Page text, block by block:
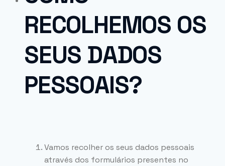
RECOLHEMOS OS
SEUS DADOS
PESSOAIS?
Vamos recolher os seus dados pessoais
através dos formulários presentes no